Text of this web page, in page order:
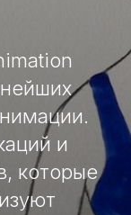
и
которые